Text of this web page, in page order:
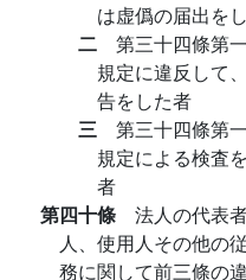
は虚僞の届出を
二 第三十四條第
規定に違反して
告をした者
三 第三十四條第
規定による検査
者
第四十條 法人の代表
人、使用人その他の
務に関して前三條の